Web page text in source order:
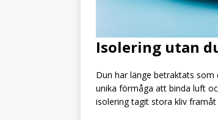
Isolering utan
Dun har länge betraktats
unika förmåga att binda luft
isolering tagit stora kliv